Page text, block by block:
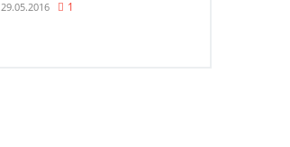
29.05.2016 1